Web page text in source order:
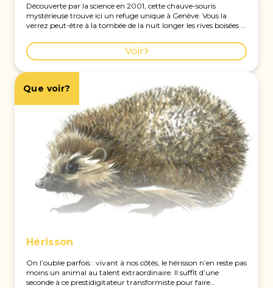
Découverte par la science en 2001, cette chauve-souris
mystérieuse trouve ici un refuge unique à Genève. Vous la
verrez peut-être à la tombée de la nuit longer les rives boisées à
Genève.
Voir
Que voir?
Hérisson
On l’oublie parfois : vivant à nos côtés, le hérisson n’en reste pas
moins un animal au talent extraordinaire. Il suffit d’une
seconde à ce prestidigitateur transformiste pour faire